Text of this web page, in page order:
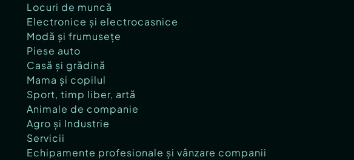
Locuri de muncă
Electronice și electrocasnice
Modă și frumusețe
Piese auto
Casă și grădină
Mama și copilul
Sport, timp liber, artă
Animale de companie
Agro și Industrie
Servicii
Echipamente profesionale și vânzare companii